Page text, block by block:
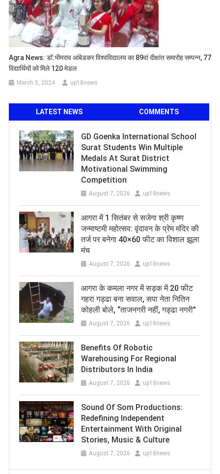
Agra News: डॉ.भीमराव आंबेडकर विश्वविद्यालय का 89वां दीक्षांत समारोह सम्पन्न, 77
विद्यार्थियों को मिले 120 मेडल
March 5, 2024 up18news
LATEST NEWS COMMENTS
GD Goenka International School
Surat Students Win Multiple
Medals At Surat District
Motivational Swimming
Competition
August 7, 2026 up18news
आगरा में 1 सितंबर से सजेगा श्री कृष्ण
जन्माष्टमी महोत्सव: वृंदावन के प्रेम मंदिर की
तर्ज पर बनेगा 40×60 फीट का विशाल झूला
मंच
August 7, 2026 up18news
आगरा के कमला नगर में सड़क में 20 फीट
गहरा गड्ढा बना सवाल, सपा नेता नितिन
कोहली बोले, “ताजनगरी नहीं, गड्ढा नगरी”
August 7, 2026 up18news
Benefits Of Robotic
Warehousing For Regional
Distributors In India
August 7, 2026 up18news
Sound Of Som Productions:
Redefining Independent
Entertainment With Original
Stories, Music & Culture
August 7, 2026 up18news